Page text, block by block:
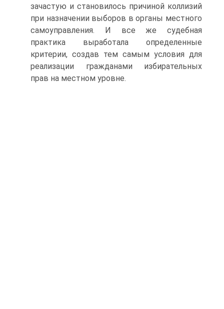
зачастую и становилось причиной коллизий
при назначении выборов в органы местного
самоуправления. И все же судебная
практика выработала определенные
критерии, создав тем самым условия для
реализации гражданами избирательных
прав на местном уровне.